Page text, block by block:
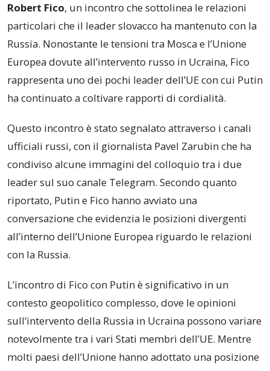
Robert Fico, un incontro che sottolinea le relazioni
particolari che il leader slovacco ha mantenuto con la
Russia. Nonostante le tensioni tra Mosca e l’Unione
Europea dovute all’intervento russo in Ucraina, Fico
rappresenta uno dei pochi leader dell’UE con cui Putin
ha continuato a coltivare rapporti di cordialità.
Questo incontro è stato segnalato attraverso i canali
ufficiali russi, con il giornalista Pavel Zarubin che ha
condiviso alcune immagini del colloquio tra i due
leader sul suo canale Telegram. Secondo quanto
riportato, Putin e Fico hanno avviato una
conversazione che evidenzia le posizioni divergenti
all’interno dell’Unione Europea riguardo le relazioni
con la Russia.
L’incontro di Fico con Putin è significativo in un
contesto geopolitico complesso, dove le opinioni
sull’intervento della Russia in Ucraina possono variare
notevolmente tra i vari Stati membri dell’UE. Mentre
molti paesi dell’Unione hanno adottato una posizione